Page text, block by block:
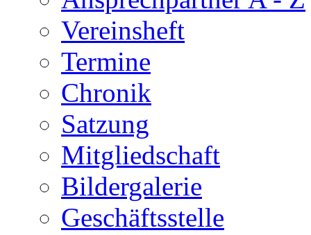
Vereinsheft
Termine
Chronik
Satzung
Mitgliedschaft
Bildergalerie
Geschäftsstelle